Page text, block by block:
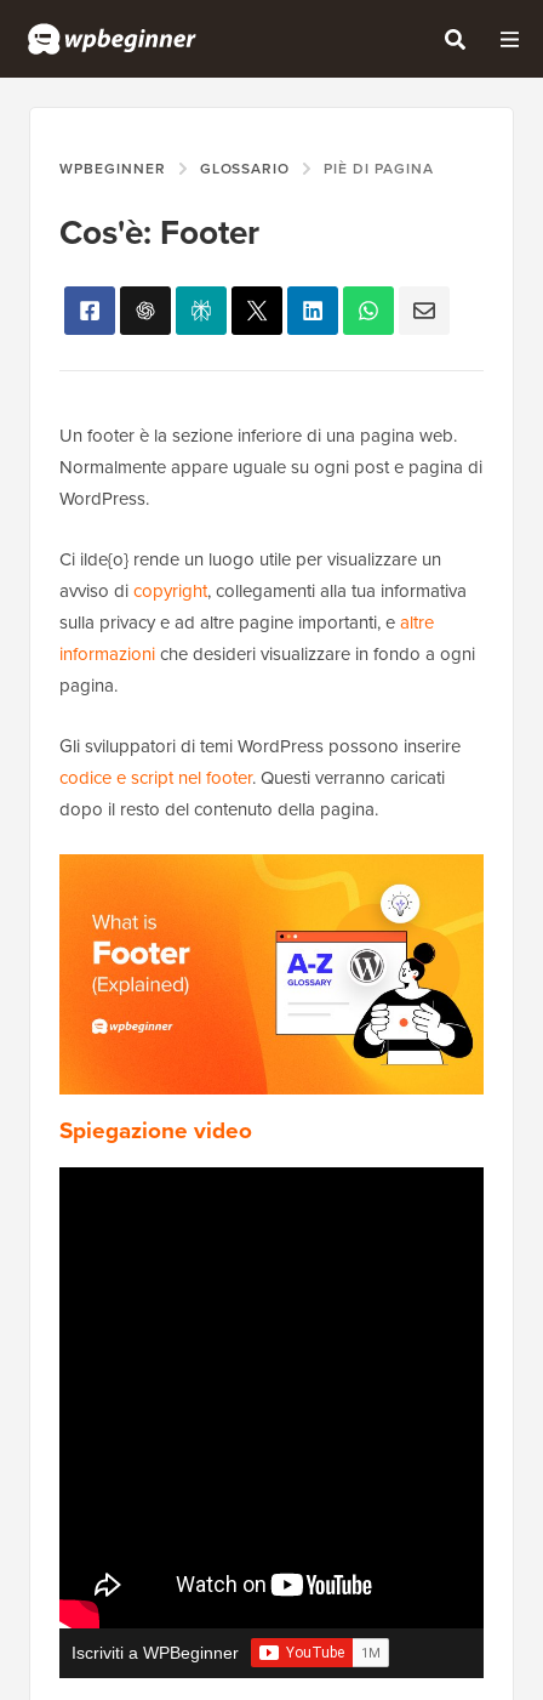
WPBEGINNER GLOSSARIO PIÈ DI PAGINA
Cos'è: Footer
Un footer è la sezione inferiore di una pagina web.
Normalmente appare uguale su ogni post e pagina di
WordPress.
Ci ilde{o} rende un luogo utile per visualizzare un
avviso dicopyright, collegamenti alla tua informativa
sulla privacy e ad altre pagine importanti, ealtre
informazioniche desideri visualizzare in fondo a ogni
pagina.
Gli sviluppatori di temi WordPress possono inserire
codice e script nel footer. Questi verranno caricati
dopo il resto del contenuto della pagina.
Spiegazione video
Iscriviti a WPBeginner